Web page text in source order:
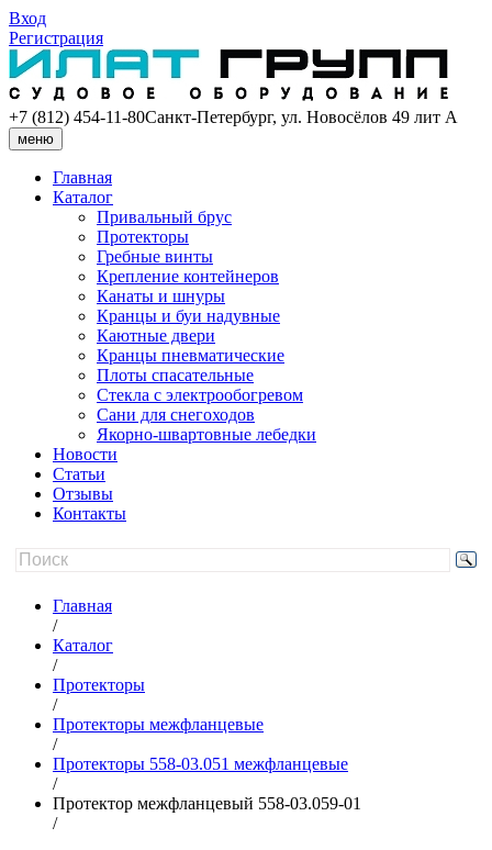
Вход
Регистрация
+7 (812) 454-11-80Санкт-Петербург, ул. Новосёлов 49 лит А
меню
Главная
Каталог
Привальный брус
Протекторы
Гребные винты
Крепление контейнеров
Канаты и шнуры
Кранцы и буи надувные
Каютные двери
Кранцы пневматические
Плоты спасательные
Стекла с электрообогревом
Сани для снегоходов
Якорно-швартовные лебедки
Новости
Статьи
Отзывы
Контакты
Главная
/
Каталог
/
Протекторы
/
Протекторы межфланцевые
/
Протекторы 558-03.051 межфланцевые
/
Протектор межфланцевый 558-03.059-01
/